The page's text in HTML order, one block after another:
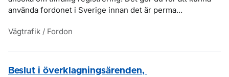
använda fordonet i Sverige innan det är perma...
Vägtrafik / Fordon
Beslut i överklagningsärenden,